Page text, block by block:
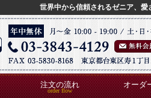
世界中から信頼されるゼニア、愛
注文の流れ オーダ